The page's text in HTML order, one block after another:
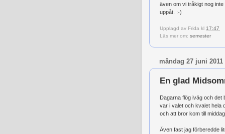
även om vi tråkigt nog
uppåt. :-)
Upplagd av Frida kl 17:47
Läs mer om: semester
måndag 27 juni 2011
En glad
Dagarna flög iväg och det
var i valet och kvalet hela
och att bror kom till
Även fast jag förberedde